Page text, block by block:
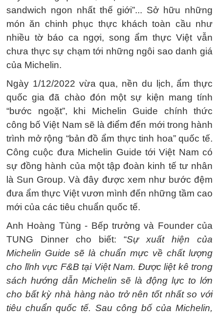
sandwich ngon nhất thế giới”... Sở hữu những
món ăn chinh phục thực khách toàn cầu như
nhiều tờ báo ca ngợi, song ẩm thực Việt vẫn
chưa thực sự chạm tới những ngôi sao danh giá
của Michelin.
Ngày 1/12/2022 vừa qua, nền du lịch, ẩm thực
quốc gia đã chào đón một sự kiện mang tính
“bước ngoặt”, khi Michelin Guide chính thức
công bố Việt Nam sẽ là điểm đến mới trong hành
trình mở rộng “bản đồ ẩm thực tinh hoa” quốc tế.
Công cuộc đưa Michelin Guide tới Việt Nam có
sự đồng hành của một tập đoàn kinh tế tư nhân
là Sun Group. Và đây được xem như bước đệm
đưa ẩm thực Việt vươn mình đến những tầm cao
mới của các tiêu chuẩn quốc tế.
Anh Hoàng Tùng - Bếp trưởng và Founder của
TUNG Dinner cho biết: “Sự xuất hiện của
Michelin Guide sẽ là chuẩn mực về chất lượng
cho lĩnh vực F&B tại Việt Nam. Được liệt kê trong
sách hướng dẫn Michelin sẽ là động lực to lớn
cho bất kỳ nhà hàng nào trở nên tốt nhất so với
tiêu chuẩn quốc tế. Sau công bố của Michelin,